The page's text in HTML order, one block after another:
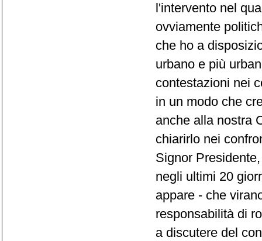
l'intervento nel
ovviamente
che ho a
urbano e più
contestazioni nei
in un modo che
anche alla nostra
chiarirlo nei
Signor
negli ultimi 20
appare - che
responsabilità di
a discutere del